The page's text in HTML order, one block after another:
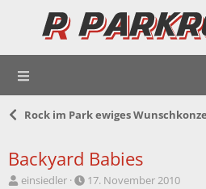
Rock im Park ewiges
Backyard Babies
E
einsiedler
E17. November 2010